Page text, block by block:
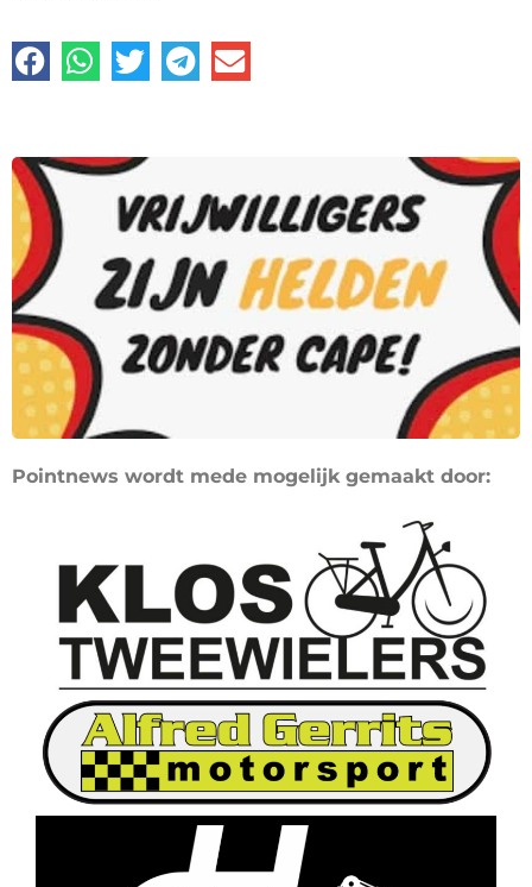
Pointnews wordt mede mogelijk gemaakt door: